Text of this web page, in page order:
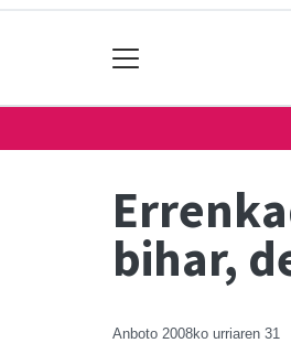
bihar,
Anboto 2008ko urriaren 31